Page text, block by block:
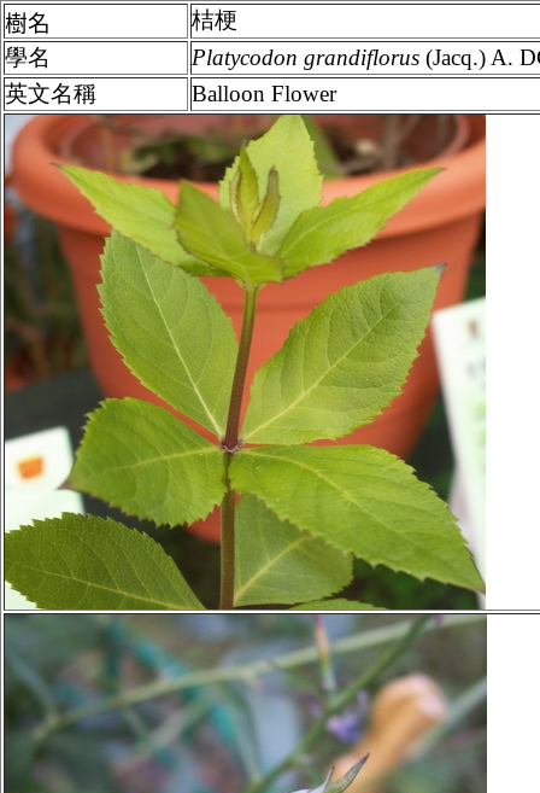
樹名
桔梗
學名
Platycodon grandiflorus (Jacq.) A.
英文名稱
Balloon Flower